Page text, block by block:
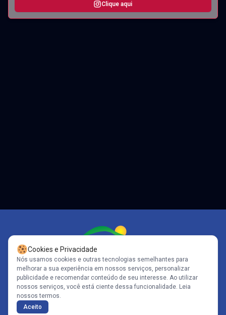
Clique aqui
Siga-nos
Copyright© 2005-2026 - Portal Caparaó - CNPJ: 10.570.353/0001-80 | Todos
os direitos reservados .
Cookies e Privacidade
Nós usamos cookies e outras tecnologias semelhantes para
melhorar a sua experiência em nossos serviços, personalizar
publicidade e recomendar conteúdo de seu interesse. Ao utilizar
nossos serviços, você está ciente dessa funcionalidade. Leia
nossos termos.
Aceito